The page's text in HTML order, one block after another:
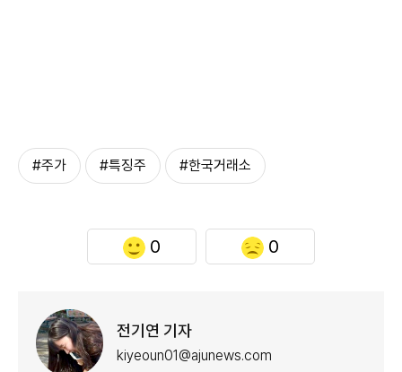
#주가 #특징주 #한국거래소
0 0
전기연 기자
kiyeoun01@ajunews.com